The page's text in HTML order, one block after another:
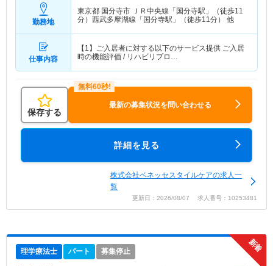
勤務地
東京都 国分寺市 ＪＲ中央線「国分寺駅」（徒歩11
分）西武多摩湖線「国分寺駅」（徒歩11分） 他
仕事内容
【1】ご入居者に対する以下のサービス提供 ご入居
時の機能評価 / リハビリプロ…
保存する
最新の募集状況を問い合わせる
詳細を見る
株式会社ベネッセスタイルケアの求人一
覧
更新日：2026/08/07 求人番号：10253481
理学療法士 パート 募集停止